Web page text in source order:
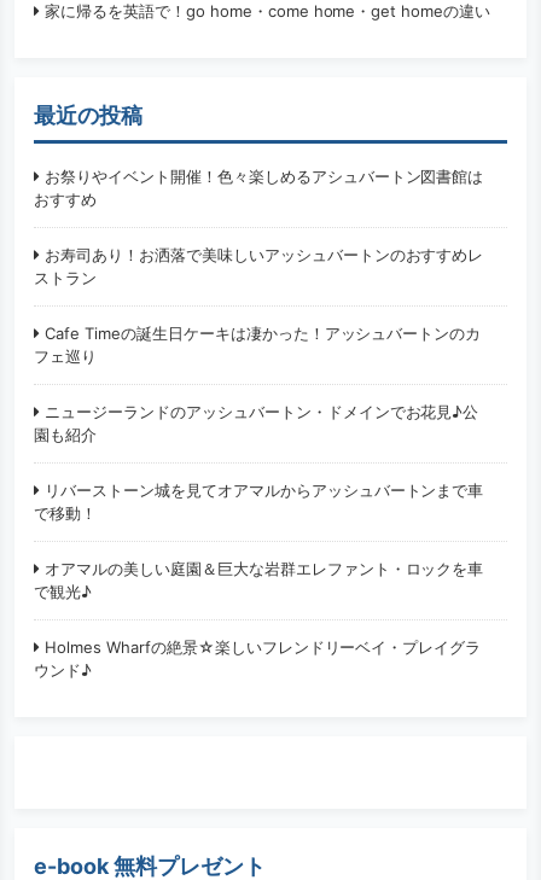
家に帰るを英語で！go home・come home・get homeの違い
最近の投稿
お祭りやイベント開催！色々楽しめるアシュバートン図書館は
おすすめ
お寿司あり！お洒落で美味しいアッシュバートンのおすすめレ
ストラン
Cafe Timeの誕生日ケーキは凄かった！アッシュバートンのカ
フェ巡り
ニュージーランドのアッシュバートン・ドメインでお花見♪公
園も紹介
リバーストーン城を見てオアマルからアッシュバートンまで車
で移動！
オアマルの美しい庭園＆巨大な岩群エレファント・ロックを車
で観光♪
Holmes Wharfの絶景☆楽しいフレンドリーベイ・プレイグラ
ウンド♪
e-book 無料プレゼント